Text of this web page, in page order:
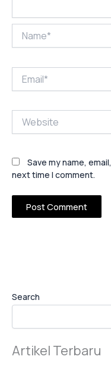
Search
Artikel Terbaru
Save my name,
next time I comment.